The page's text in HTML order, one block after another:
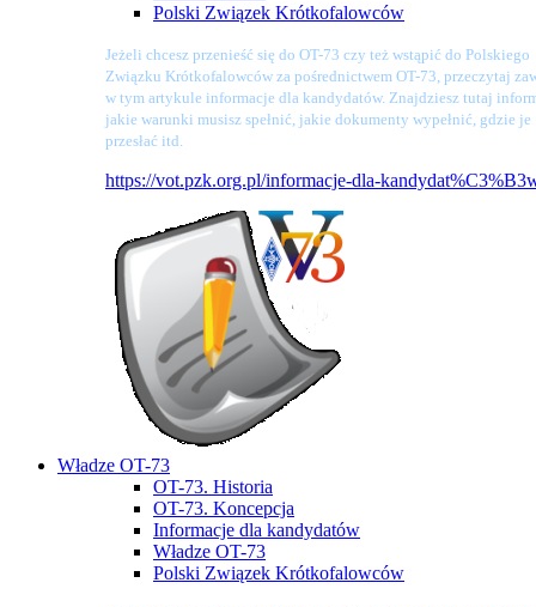
Polski Związek Krótkofalowców
Jeżeli chcesz przenieść się do OT-73 czy też wstąpić do Polskiego
Związku Krótkofalowców za pośrednictwem OT-73, przeczytaj
w tym artykule informacje dla kandydatów. Znajdziesz tutaj
jakie warunki musisz spełnić, jakie dokumenty wypełnić, gdzie je
przesłać itd.
https://vot.pzk.org.pl/informacje-dla-
Władze OT-73
OT-73. Historia
OT-73. Koncepcja
Informacje dla kandydatów
Władze OT-73
Polski Związek Krótkofalowców